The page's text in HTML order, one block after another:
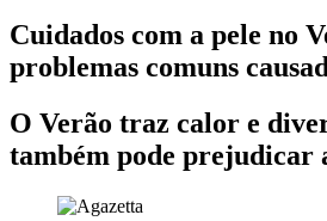
Cuidados com a pele no
problemas comuns
O Verão traz calor e
também pode prejudicar